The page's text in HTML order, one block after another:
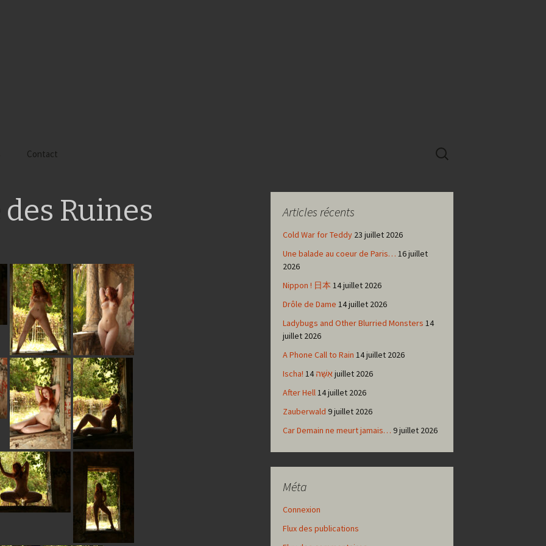
Mac Gregor
Contact
Rechercher :
Ruines Articles récents
Cold War for Teddy 23 juillet 2026
Une balade au coeur de Paris… 16 juillet
2026
Nippon ! 日本 14 juillet 2026
Drôle de Dame 14 juillet 2026
Ladybugs and Other Blurried Monsters 14
juillet 2026
A Phone Call to Rain 14 juillet 2026
Ischa! אִשָּׁה14 juillet 2026
After Hell14 juillet 2026
Zauberwald 9 juillet 2026
Car Demain ne meurt jamais… 9 juillet 2026
Méta
Connexion
Flux des publications